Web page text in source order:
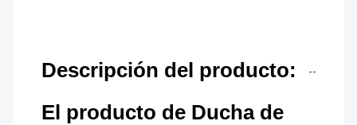
Descripción del producto:
El producto de Ducha de